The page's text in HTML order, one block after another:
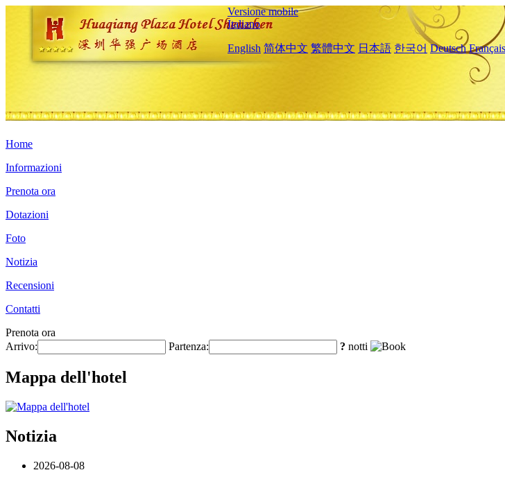
Versione mobile
Italiano
English 简体中文 繁體中文 日本語 한국어 Deutsch Français
Home
Informazioni
Prenota ora
Dotazioni
Foto
Notizia
Recensioni
Contatti
Prenota ora
Arrivo:
Partenza: ? notti
Mappa dell'hotel
Notizia
2026-08-08